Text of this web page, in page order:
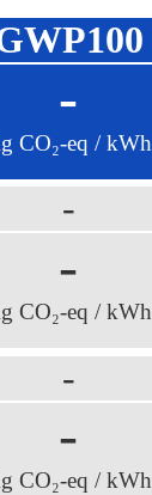
-
CO₂-eq / kWh
-
-
CO₂-eq / kWh
-
-
CO₂-eq / kWh